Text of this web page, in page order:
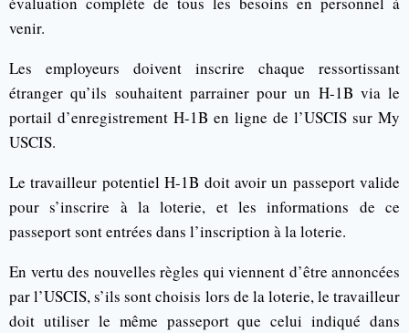
venir.
Les employeurs doivent inscrire chaque ressortissant
étranger qu’ils souhaitent parrainer pour un H-1B via le
portail d’enregistrement H-1B en ligne de l’USCIS sur My
USCIS.
Le travailleur potentiel H-1B doit avoir un passeport valide
pour s’inscrire à la loterie, et les informations de ce
passeport sont entrées dans l’inscription à la loterie.
En vertu des nouvelles règles qui viennent d’être annoncées
par l’USCIS, s’ils sont choisis lors de la loterie, le travailleur
doit utiliser le même passeport que celui indiqué dans